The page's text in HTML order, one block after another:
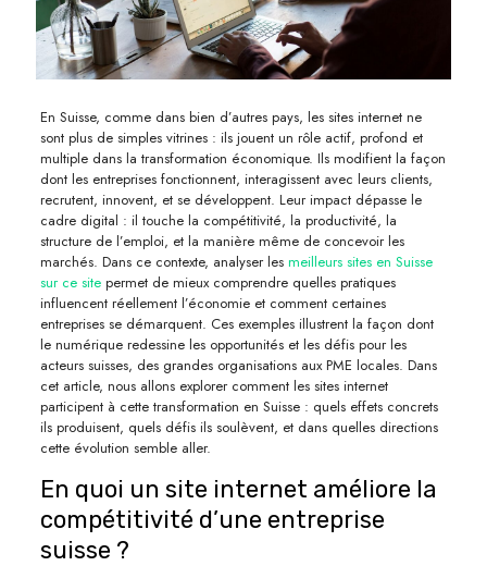
En Suisse, comme dans bien d’autres pays, les sites internet ne
sont plus de simples vitrines : ils jouent un rôle actif, profond et
multiple dans la transformation économique. Ils modifient la façon
dont les entreprises fonctionnent, interagissent avec leurs clients,
recrutent, innovent, et se développent. Leur impact dépasse le
cadre digital : il touche la compétitivité, la productivité, la
structure de l’emploi, et la manière même de concevoir les
marchés. Dans ce contexte, analyser les meilleurs sites en Suisse
sur ce sitepermet de mieux comprendre quelles pratiques
influencent réellement l’économie et comment certaines
entreprises se démarquent. Ces exemples illustrent la façon dont
le numérique redessine les opportunités et les défis pour les
acteurs suisses, des grandes organisations aux PME locales. Dans
cet article, nous allons explorer comment les sites internet
participent à cette transformation en Suisse : quels effets concrets
ils produisent, quels défis ils soulèvent, et dans quelles directions
cette évolution semble aller.
En quoi un site internet améliore la
compétitivité d’une entreprise
suisse ?